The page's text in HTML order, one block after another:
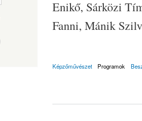
Enikő, Sárközi
Fanni, Mánik
Képzőművészet Programok